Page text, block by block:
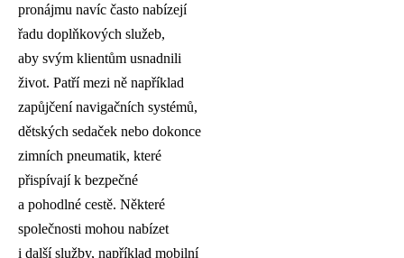
pronájmu navíc často nabízejí
řadu doplňkových služeb,
aby svým klientům usnadnili
život. Patří mezi ně například
zapůjčení navigačních systémů,
dětských sedaček nebo dokonce
zimních pneumatik, které
přispívají k bezpečné
a pohodlné cestě. Některé
společnosti mohou nabízet
i další služby, například mobilní